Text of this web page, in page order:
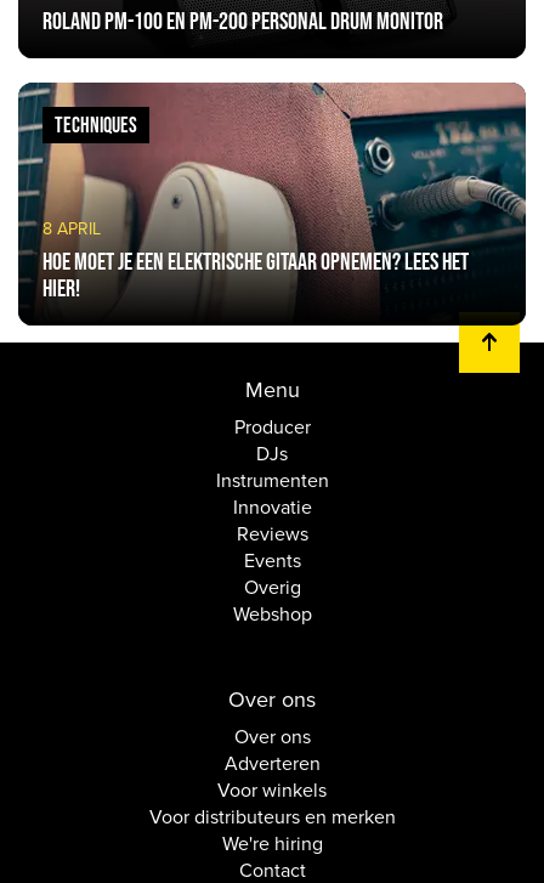
Roland PM-100 en PM-200 Personal Drum Monitor
8 APRIL
Hoe moet je een elektrische gitaar opnemen? Lees het
hier!
TECHNIQUES
Menu
Producer
DJs
Instrumenten
Innovatie
Reviews
Events
Overig
Webshop
Over ons
Over ons
Adverteren
Voor winkels
Voor distributeurs en merken
We're hiring
Contact